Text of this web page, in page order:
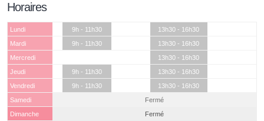
Horaires
Lundi 9h - 11h30
13h30 - 16h30
Mardi
9h - 11h30
13h30 - 16h30
Mercredi
13h30 - 16h30
Jeudi
9h - 11h30
13h30 - 16h30
Vendredi
9h - 11h30
13h30 - 16h30
Samedi
Fermé
Dimanche
Fermé